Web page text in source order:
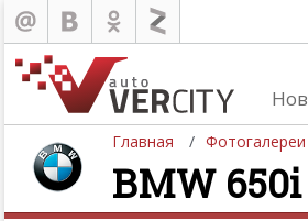
Главная Фотогалереи
BMW 650i
Автомобили
Последние добавления